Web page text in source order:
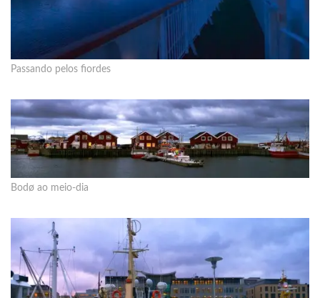
Passando pelos fiordes
Bodø ao meio-dia